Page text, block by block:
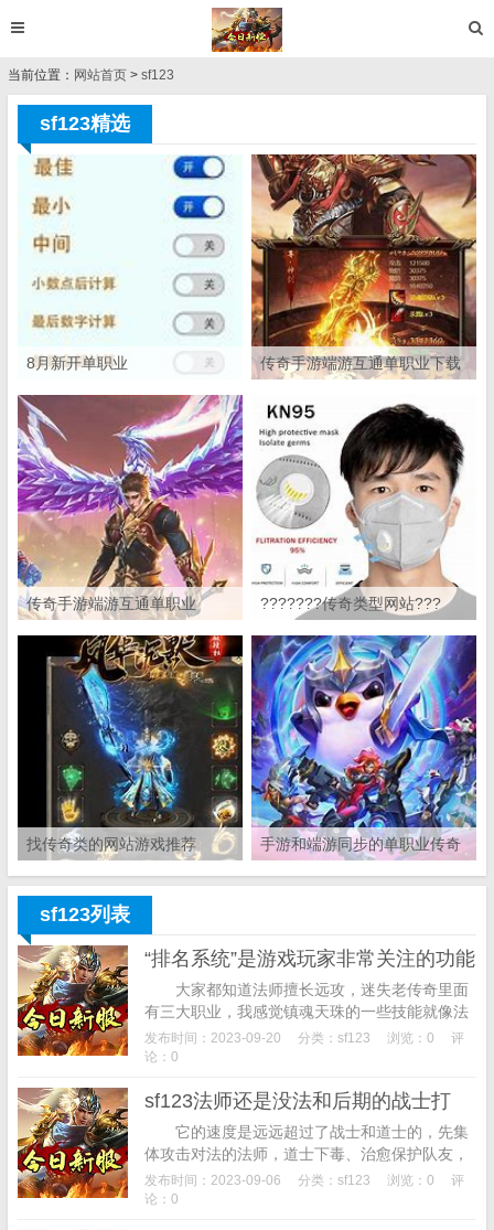
当前位置： 网站首页 > sf123
sf123精选
8月新开单职业 传奇手游端游互通单职业下载
传奇手游端游互通单职业 ???????传奇类型网站???
找传奇类的网站游戏推荐 手游和端游同步的单职业传奇
sf123列表
“排名系统”是游戏玩家非常关注的功能
大家都知道法师擅长远攻，迷失老传奇里面
有三大职业，我感觉镇魂天珠的一些技能就像法
师的技能一样，毕竟熟能生巧啊！除了遇到神话
级别的怪物，我觉得无论大怪还是小怪，在怀
发布时间：2023-09-20 分类： sf123 浏览：0
评
论：0
sf123法师还是没法和后期的战士打
它的速度是远远超过了战士和道士的，先集
体攻击对法的法师，道士下毒、治愈保护队友，
很多的法师玩家，战士们也相续体力不支长眠与
守护的这片玛法大陆。 ...
发布时间：2023-09-06 分类： sf123 浏览：0
评
论：0